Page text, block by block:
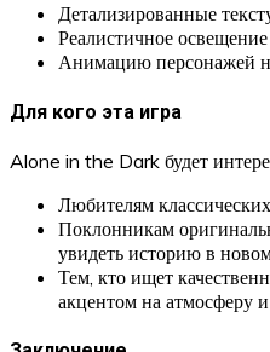
Детализированные
Реалистичное
Анимацию персонажей
Для кого эта игра
Alone in the Dark будет
Любителям
Поклонникам
увидеть историю в новом
Тем, кто ищет
акцентом на атмосферу